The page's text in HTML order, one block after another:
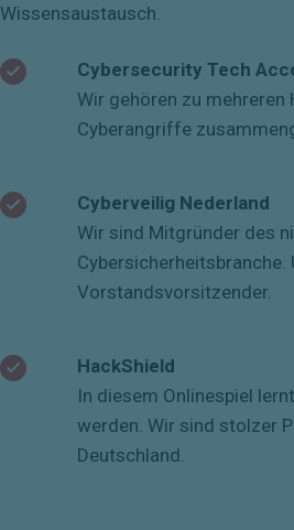
Wissensaustausch.
Cybersecurity Tech
Wir gehören zu
Cyberangriffe
Cyberveilig Nederland
Wir sind Mitgründer des
Cybersicherheitsbranche.
Vorstandsvorsitzender.
HackShield
In diesem Onlinespiel
werden. Wir sind stolzer
Deutschland.